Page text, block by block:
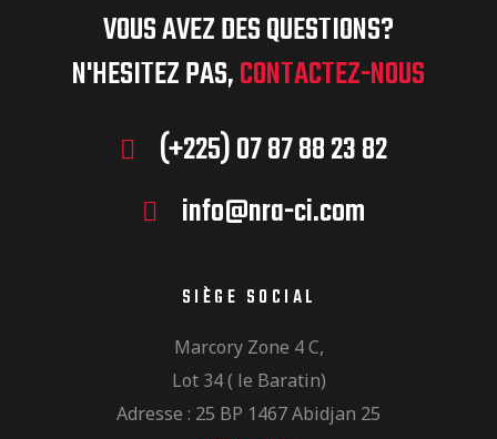
VOUS AVEZ DES QUESTIONS?
N'HESITEZ PAS,CONTACTEZ-NOUS
(+225) 07 87 88 23 82
info@nra-ci.com
SIÈGE SOCIAL
Marcory Zone 4 C,
Lot 34 ( le Baratin)
Adresse : 25 BP 1467 Abidjan 25